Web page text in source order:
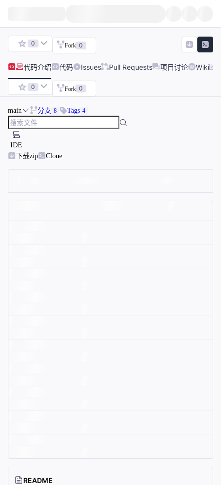
0 Fork 0
代码介绍 代码 Issues Pull Requests 项目讨论 Wiki
0 Fork 0
main 分支 8 Tags 4
IDE
下载zip
Clone
README